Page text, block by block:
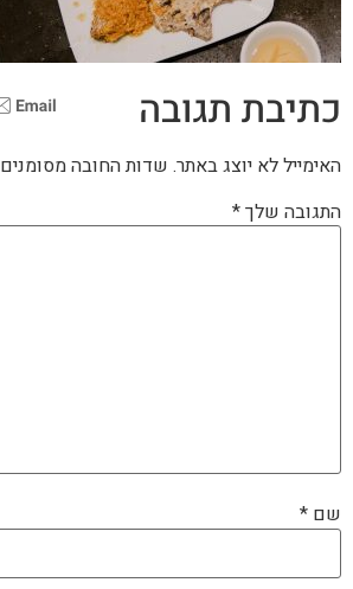
כתיבת תגובה
האימייל לא יוצג באתר. שדות החובה מסומנים
התגובה שלך*
שם *